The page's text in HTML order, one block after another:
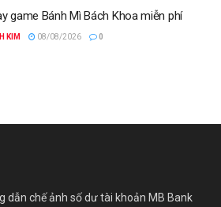
game Bánh Mì Bách Khoa miễn phí
KIM 08/08/2026 0
dẫn chế ảnh số dư tài khoản MB Bank